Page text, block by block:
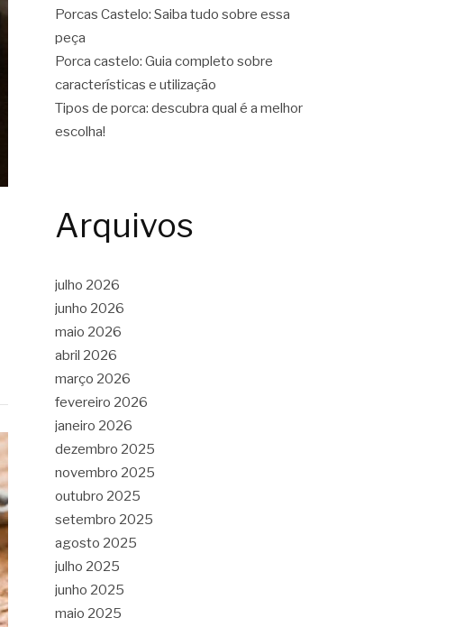
Porcas Castelo: Saiba tudo sobre essa
peça
Porca castelo: Guia completo sobre
características e utilização
Tipos de porca: descubra qual é a melhor
escolha!
Arquivos
julho 2026
junho 2026
maio 2026
abril 2026
março 2026
fevereiro 2026
janeiro 2026
dezembro 2025
novembro 2025
outubro 2025
setembro 2025
agosto 2025
julho 2025
junho 2025
maio 2025